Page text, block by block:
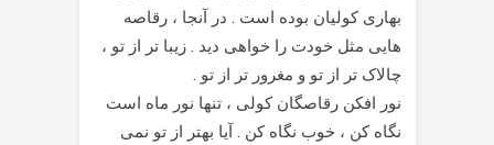
بهاری کولیان بوده است . در آنجا ، رقاصه
هایی مثل خودت را خواهی دید . زیبا تر از تو ،
چالاک تر از تو و مغرور تر از تو .
نور افکن رقاصگان کولی ، تنها نور ماه است
نگاه کن ، خوب نگاه کن . آیا بهتر از تو نمی